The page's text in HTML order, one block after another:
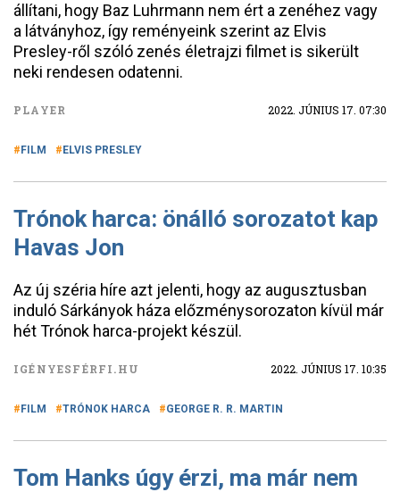
állítani, hogy Baz Luhrmann nem ért a zenéhez vagy
a látványhoz, így reményeink szerint az Elvis
Presley-ről szóló zenés életrajzi filmet is sikerült
neki rendesen odatenni.
PLAYER 2022. JÚNIUS 17. 07:30
FILM ELVIS PRESLEY
Trónok harca: önálló sorozatot kap
Havas Jon
Az új széria híre azt jelenti, hogy az augusztusban
induló Sárkányok háza előzménysorozaton kívül már
hét Trónok harca-projekt készül.
IGÉNYESFÉRFI.HU 2022. JÚNIUS 17. 10:35
FILM TRÓNOK HARCA GEORGE R. R. MARTIN
Tom Hanks úgy érzi, ma már nem